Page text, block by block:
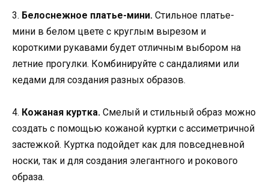
3. Белоснежное платье-мини. Стильное платье-
мини в белом цвете с круглым вырезом и
короткими рукавами будет отличным выбором на
летние прогулки. Комбинируйте с сандалиями или
кедами для создания разных образов.
4. Кожаная куртка. Смелый и стильный образ можно
создать с помощью кожаной куртки с ассиметричной
застежкой. Куртка подойдет как для повседневной
носки, так и для создания элегантного и рокового
образа.